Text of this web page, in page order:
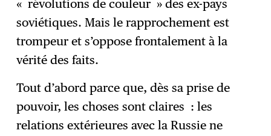
« révolutions de couleur » des ex-pays
soviétiques. Mais le rapprochement est
trompeur et s’oppose frontalement à la
vérité des faits.
Tout d’abord parce que, dès sa prise de
pouvoir, les choses sont claires : les
relations extérieures avec la Russie ne